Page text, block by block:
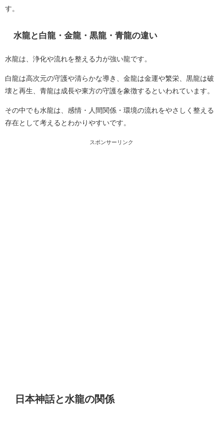
す。
水龍と白龍・金龍・黒龍・青龍の違い
水龍は、浄化や流れを整える力が強い龍です。
白龍は高次元の守護や清らかな導き、金龍は金運や繁栄、黒龍は破
壊と再生、青龍は成長や東方の守護を象徴するといわれています。
その中でも水龍は、感情・人間関係・環境の流れをやさしく整える
存在として考えるとわかりやすいです。
スポンサーリンク
日本神話と水龍の関係